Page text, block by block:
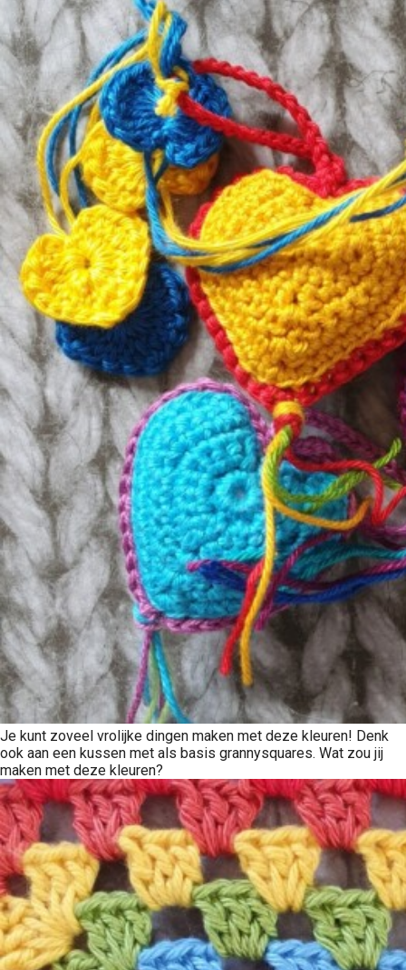
Je kunt zoveel vrolijke dingen maken met deze kleuren! Denk
ook aan een kussen met als basis grannysquares. Wat zou jij
maken met deze kleuren?